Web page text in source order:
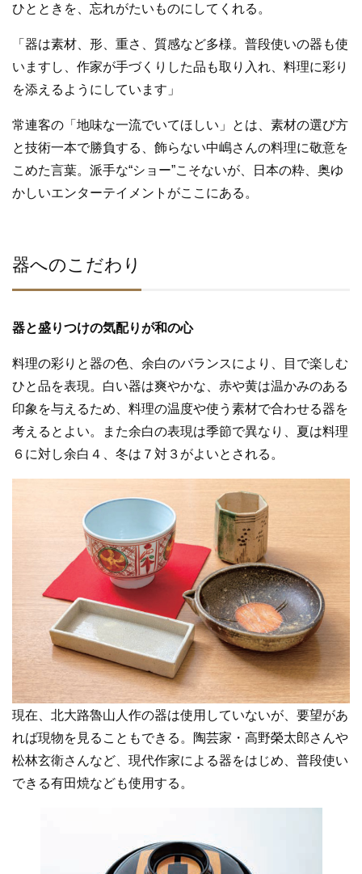
ひとときを、忘れがたいものにしてくれる。
「器は素材、形、重さ、質感など多様。普段使いの器も使
いますし、作家が手づくりした品も取り入れ、料理に彩り
を添えるようにしています」
常連客の「地味な一流でいてほしい」とは、素材の選び方
と技術一本で勝負する、飾らない中嶋さんの料理に敬意を
こめた言葉。派手な“ショー”こそないが、日本の粋、奥ゆ
かしいエンターテイメントがここにある。
器へのこだわり
器と盛りつけの気配りが和の心
料理の彩りと器の色、余白のバランスにより、目で楽しむ
ひと品を表現。白い器は爽やかな、赤や黄は温かみのある
印象を与えるため、料理の温度や使う素材で合わせる器を
考えるとよい。また余白の表現は季節で異なり、夏は料理
６に対し余白４、冬は７対３がよいとされる。
現在、北大路魯山人作の器は使用していないが、要望があ
れば現物を見ることもできる。陶芸家・高野榮太郎さんや
松林玄衛さんなど、現代作家による器をはじめ、普段使い
できる有田焼なども使用する。